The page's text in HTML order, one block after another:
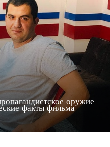
оружие
факты фильма